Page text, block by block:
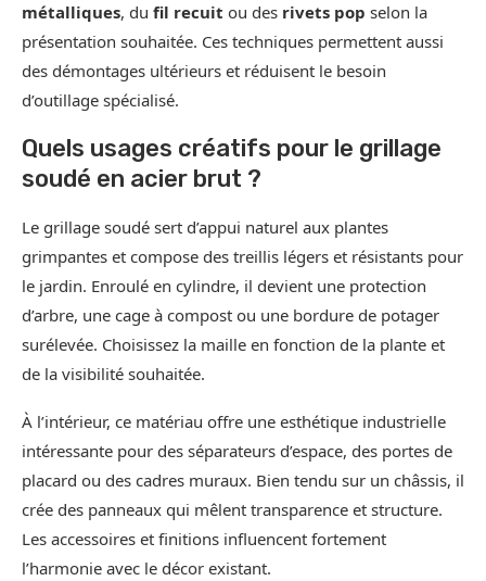
métalliques, du fil recuit ou des rivets pop selon la
présentation souhaitée. Ces techniques permettent aussi
des démontages ultérieurs et réduisent le besoin
d’outillage spécialisé.
Quels usages créatifs pour le grillage
soudé en acier brut ?
Le grillage soudé sert d’appui naturel aux plantes
grimpantes et compose des treillis légers et résistants pour
le jardin. Enroulé en cylindre, il devient une protection
d’arbre, une cage à compost ou une bordure de potager
surélevée. Choisissez la maille en fonction de la plante et
de la visibilité souhaitée.
À l’intérieur, ce matériau offre une esthétique industrielle
intéressante pour des séparateurs d’espace, des portes de
placard ou des cadres muraux. Bien tendu sur un châssis, il
crée des panneaux qui mêlent transparence et structure.
Les accessoires et finitions influencent fortement
l’harmonie avec le décor existant.